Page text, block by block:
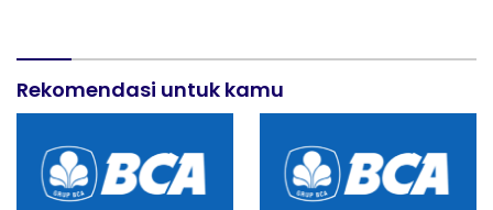
Rekomendasi untuk kamu